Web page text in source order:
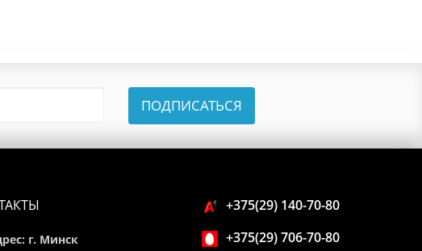
ПОДПИСАТЬСЯ
г. Минск
+375(29) 140-70-80
+375(29) 706-70-80